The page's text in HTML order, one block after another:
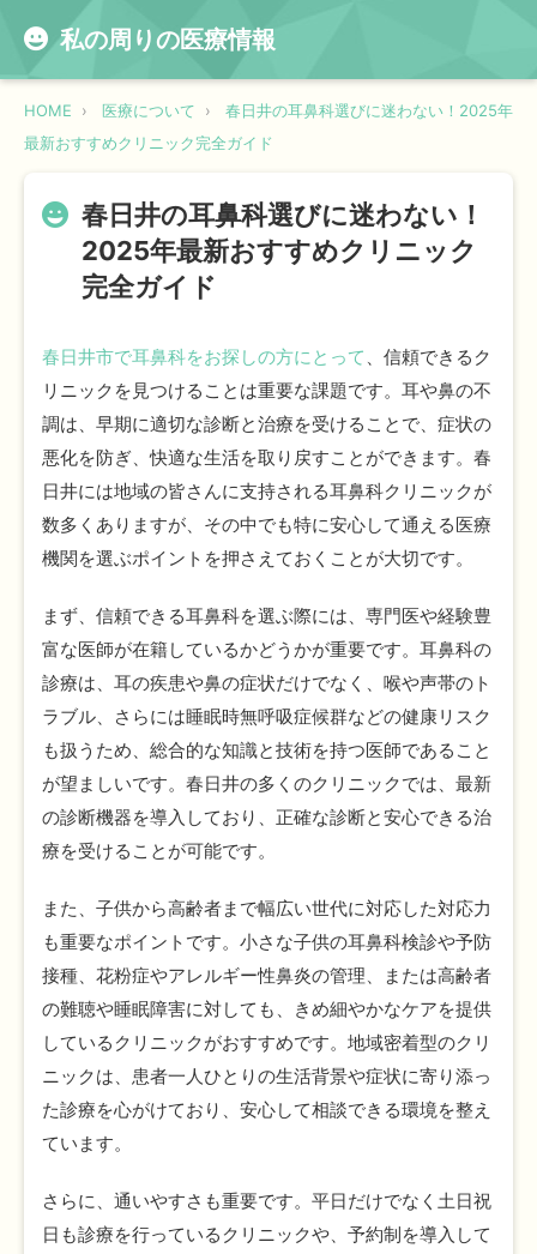
私の周りの医療情報
HOME 医療について
春日井の耳鼻科選びに迷わない！2025年
最新おすすめクリニック完全ガイド
春日井の耳鼻科選びに迷わない！
2025年最新おすすめクリニック
完全ガイド
春日井市で耳鼻科をお探しの方にとって 、信頼できるク
リニックを見つけることは重要な課題です。耳や鼻の不
調は、早期に適切な診断と治療を受けることで、症状の
悪化を防ぎ、快適な生活を取り戻すことができます。春
日井には地域の皆さんに支持される耳鼻科クリニックが
数多くありますが、その中でも特に安心して通える医療
機関を選ぶポイントを押さえておくことが大切です。
まず、信頼できる耳鼻科を選ぶ際には、専門医や経験豊
富な医師が在籍しているかどうかが重要です。耳鼻科の
診療は、耳の疾患や鼻の症状だけでなく、喉や声帯のト
ラブル、さらには睡眠時無呼吸症候群などの健康リスク
も扱うため、総合的な知識と技術を持つ医師であること
が望ましいです。春日井の多くのクリニックでは、最新
の診断機器を導入しており、正確な診断と安心できる治
療を受けることが可能です。
また、子供から高齢者まで幅広い世代に対応した対応力
も重要なポイントです。小さな子供の耳鼻科検診や予防
接種、花粉症やアレルギー性鼻炎の管理、または高齢者
の難聴や睡眠障害に対しても、きめ細やかなケアを提供
しているクリニックがおすすめです。地域密着型のクリ
ニックは、患者一人ひとりの生活背景や症状に寄り添っ
た診療を心がけており、安心して相談できる環境を整え
ています。
さらに、通いやすさも重要です。平日だけでなく土日祝
日も診療を行っているクリニックや、予約制を導入して